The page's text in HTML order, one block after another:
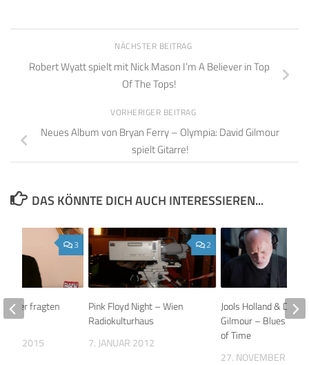
NÄCHSTER BEITRAG
Robert Wyatt spielt mit Nick Mason I’m A Believer in Top
Of The Tops!
VORHERIGER BEITRAG
Neues Album von Bryan Ferry – Olympia: David Gilmour
spielt Gitarre!
DAS KÖNNTE DICH AUCH INTERESSIEREN...
2
Pink Floyd Night – Wien
Radiokulturhaus
7. JANUAR 2012
Jools Holland & David
Gilmour – Blues for
of Time
27. NOVEMBER
3
Hörer fragten
2015